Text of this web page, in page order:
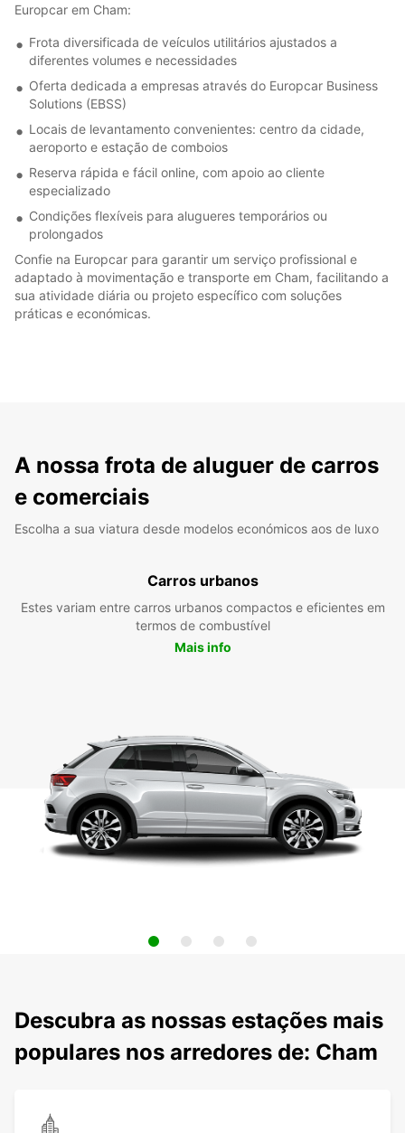
Europcar em Cham:
Frota diversificada de veículos utilitários ajustados a
diferentes volumes e necessidades
Oferta dedicada a empresas através do Europcar Business
Solutions (EBSS)
Locais de levantamento convenientes: centro da cidade,
aeroporto e estação de comboios
Reserva rápida e fácil online, com apoio ao cliente
especializado
Condições flexíveis para alugueres temporários ou
prolongados
Confie na Europcar para garantir um serviço profissional e
adaptado à movimentação e transporte em Cham, facilitando a
sua atividade diária ou projeto específico com soluções
práticas e económicas.
A nossa frota de aluguer de carros
e comerciais
Escolha a sua viatura desde modelos económicos aos de luxo
Carros urbanos
Estes variam entre carros urbanos compactos e eficientes em
termos de combustível
Mais info
Descubra as nossas estações mais
populares nos arredores de: Cham